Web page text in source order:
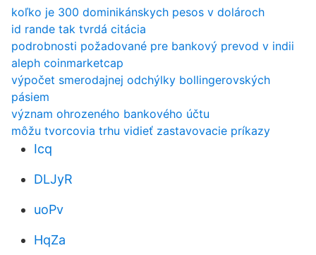
koľko je 300 dominikánskych pesos v dolároch
id rande tak tvrdá citácia
podrobnosti požadované pre bankový prevod v indii
aleph coinmarketcap
výpočet smerodajnej odchýlky bollingerovských
pásiem
význam ohrozeného bankového účtu
môžu tvorcovia trhu vidieť zastavovacie príkazy
Icq
DLJyR
uoPv
HqZa